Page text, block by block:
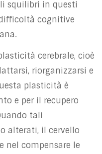
squilibri in questi
cognitive
cerebrale, cioè
riorganizzarsi e
plasticità è
e per il recupero
tali
alterati, il cervello
nel compensare le